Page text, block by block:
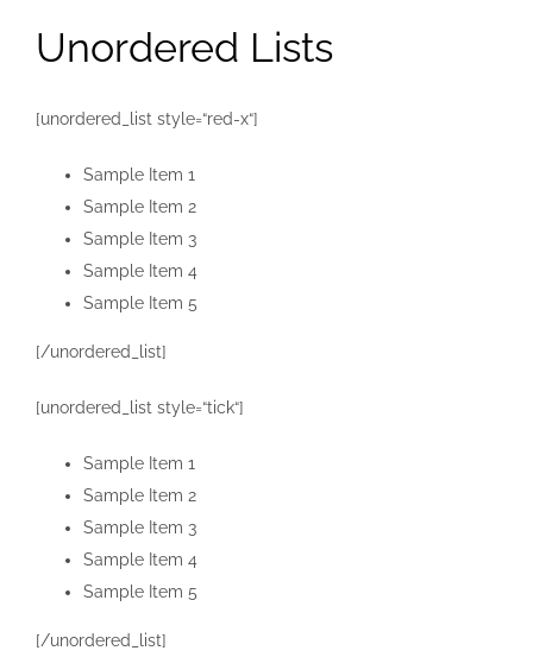
Unordered Lists
[unordered_list style=“red-x“]
Sample Item 1
Sample Item 2
Sample Item 3
Sample Item 4
Sample Item 5
[/unordered_list]
[unordered_list style=“tick“]
Sample Item 1
Sample Item 2
Sample Item 3
Sample Item 4
Sample Item 5
[/unordered_list]